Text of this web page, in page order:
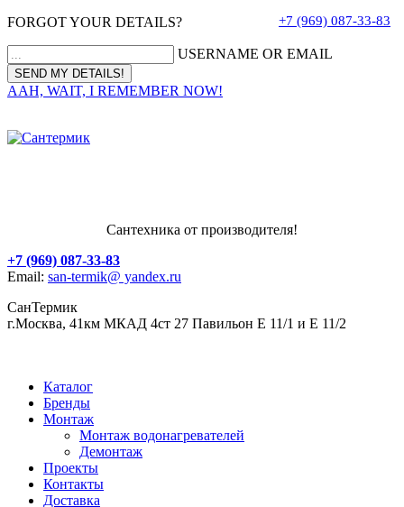
FORGOT YOUR DETAILS?
USERNAME OR EMAIL
AAH, WAIT, I REMEMBER NOW!
+7 (969) 087-33-83
Сантехника от производителя!
+7 (969) 087-33-83
Email: san-termik@ yandex.ru
СанТермик
г.Москва, 41км МКАД 4ст 27 Павильон Е 11/1 и Е 11/2
Каталог
Бренды
Монтаж
Монтаж водонагревателей
Демонтаж
Проекты
Контакты
Доставка